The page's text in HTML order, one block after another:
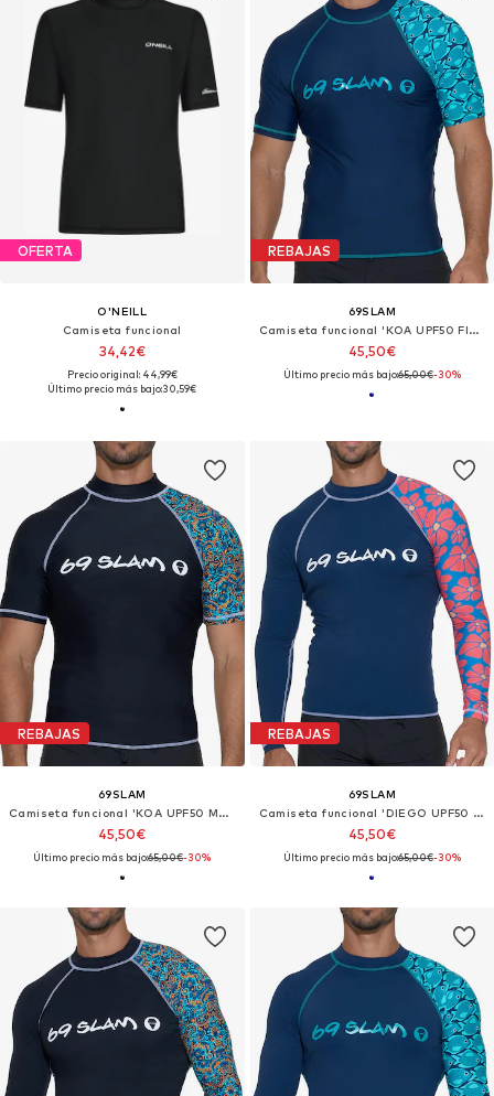
OFERTA
O'NEILL
Camiseta funcional
34,42€
Precio original: 44,99€
Último precio más bajo:30,59€
REBAJAS
69SLAM
Camiseta funcional 'KOA UPF50 FISHES'
45,50€
Último precio más bajo:65,00€-30%
REBAJAS
69SLAM
Camiseta funcional 'KOA UPF50 MEXICOLAMENT'
45,50€
Último precio más bajo:65,00€-30%
REBAJAS
69SLAM
Camiseta funcional 'DIEGO UPF50 FLORA MYRIAD'
45,50€
Último precio más bajo:65,00€-30%